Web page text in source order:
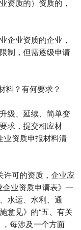
资质的）资质的，
业资质的企业，
制，但需逐级申请
？有何要求？
级、延续、简单变
求，提交相应材
业资质申报材料清
可的资质，企业应
业资质申请表》一
水运、水利、通
意见》的“五、有关
每涉及一个方面